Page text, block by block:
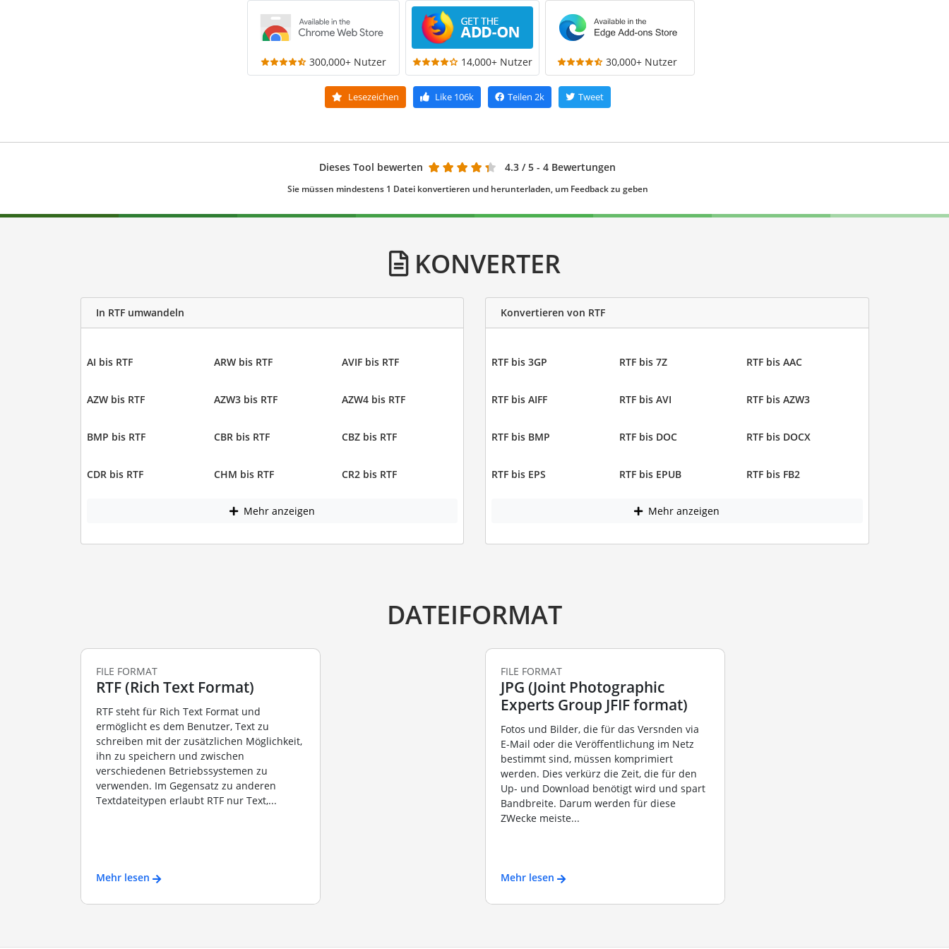
300,000+ Nutzer 14,000+ Nutzer 30,000+ Nutzer
Lesezeichen Like106k Teilen 2k Tweet
Dieses Tool bewerten 4.3 / 5 - 4 Bewertungen
Sie müssen mindestens 1 Datei konvertieren und herunterladen, um Feedback zu geben
KONVERTER
In RTF umwandeln
AI bis RTF ARW bis RTF AVIF bis RTF
AZW bis RTF AZW3 bis RTF AZW4 bis RTF
BMP bis RTF CBR bis RTF CBZ bis RTF
CDR bis RTF CHM bis RTF CR2 bis RTF
Mehr anzeigen
Konvertieren von RTF
RTF bis 3GP RTF bis 7Z RTF bis AAC
RTF bis AIFF RTF bis AVI RTF bis AZW3
RTF bis BMP RTF bis DOC RTF bis DOCX
RTF bis EPS RTF bis EPUB RTF bis FB2
Mehr anzeigen
DATEIFORMAT
FILE FORMAT
RTF (Rich Text Format)
RTF steht für Rich Text Format und
ermöglicht es dem Benutzer, Text zu
schreiben mit der zusätzlichen Möglichkeit,
ihn zu speichern und zwischen
verschiedenen Betriebssystemen zu
verwenden. Im Gegensatz zu anderen
Textdateitypen erlaubt RTF nur Text,...
Mehr lesen
FILE FORMAT
JPG (Joint Photographic
Experts Group JFIF format)
Fotos und Bilder, die für das Versnden via
E-Mail oder die Veröffentlichung im Netz
bestimmt sind, müssen komprimiert
werden. Dies verkürz die Zeit, die für den
Up- und Download benötigt wird und spart
Bandbreite. Darum werden für diese
ZWecke meiste...
Mehr lesen